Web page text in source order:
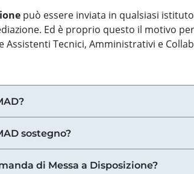
può essere inviata in qualsiasi
Ed è proprio questo il motivo
Assistenti Tecnici, Amministrativi e
sostegno?
di Messa a Disposizione?